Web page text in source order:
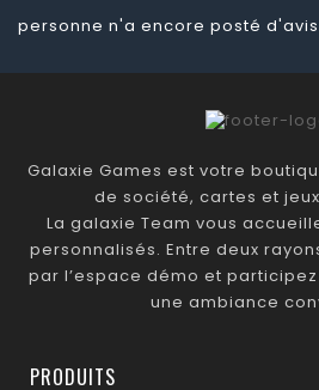
personne n'a encore posté d'avis
Galaxie Games est votre
de société, cartes et
La galaxie Team vous
personnalisés. Entre deux
par l’espace démo et
une ambiance
PRODUITS